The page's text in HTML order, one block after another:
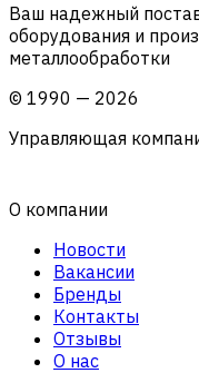
Ваш надежный
оборудования и
металлообработки
© 1990 — 2026
Управляющая
О компании
Новости
Вакансии
Бренды
Контакты
Отзывы
О нас